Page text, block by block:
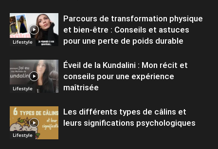
Lifestyle
Parcours de transformation physique
et bien-être : Conseils et astuces
pour une perte de poids durable
Lifestyle
Éveil de la Kundalini : Mon récit et
conseils pour une expérience
maîtrisée
Lifestyle
Les différents types de câlins et
leurs significations psychologiques